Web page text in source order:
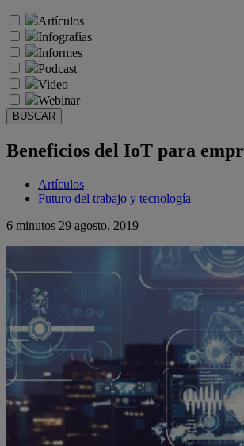
Artículos
Infografías
Informes
Podcast
Video
Webinar
BUSCAR
Beneficios del IoT para
Artículos
Futuro del trabajo y tecnología
6 minutos 29 agosto, 2019